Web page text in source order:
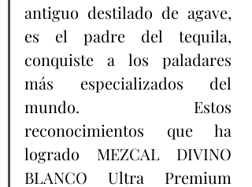
antiguo destilado de agave,
es el padre del tequila,
conquiste a los paladares
más especializados del
mundo. Estos
reconocimientos que ha
logrado MEZCAL DIVINO
BLANCO Ultra Premium